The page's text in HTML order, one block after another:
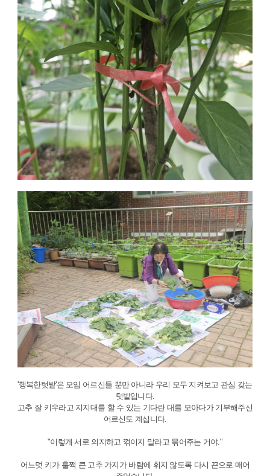
'행복한텃밭'은 모임 어르신들 뿐만 아니라 우리 모두 지켜보고 관심 갖는
텃밭입니다.
고추 잘 키우라고 지지대를 할 수 있는 기다란 대를 모아다가 기부해주신
어르신도 계십니다.
"이렇게 서로 의지하고 꺾이지 말라고 묶어주는 거야."
어느덧 키가 훌쩍 큰 고추 가지가 바람에 휘지 않도록 다시 끈으로 매어